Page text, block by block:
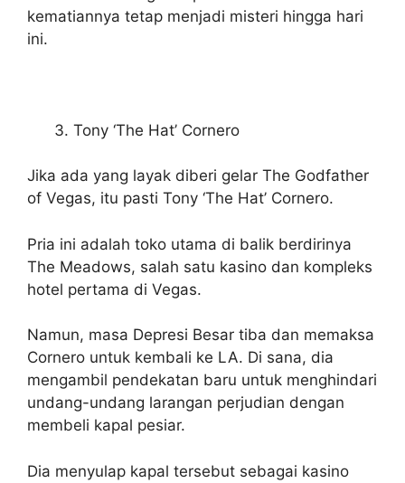
kematiannya tetap menjadi misteri hingga hari
ini.
Tony ‘The Hat’ Cornero
Jika ada yang layak diberi gelar The Godfather
of Vegas, itu pasti Tony ‘The Hat’ Cornero.
Pria ini adalah toko utama di balik berdirinya
The Meadows, salah satu kasino dan kompleks
hotel pertama di Vegas.
Namun, masa Depresi Besar tiba dan memaksa
Cornero untuk kembali ke LA. Di sana, dia
mengambil pendekatan baru untuk menghindari
undang-undang larangan perjudian dengan
membeli kapal pesiar.
Dia menyulap kapal tersebut sebagai kasino